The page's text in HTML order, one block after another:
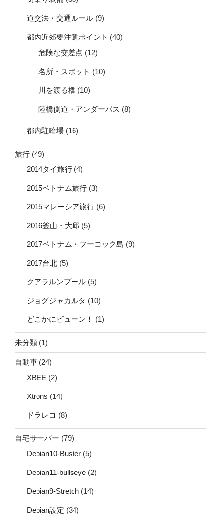
道交法・交通ルール (9)
都内近郊要注意ポイント (40)
危険な交差点 (12)
名所・スポット (10)
川を渡る橋 (10)
陸橋側道・アンダーパス (8)
都内駐輪場 (16)
旅行 (49)
2014タイ旅行 (4)
2015ベトナム旅行 (3)
2015マレーシア旅行 (6)
2016釜山・大邱 (5)
2017ベトナム・フーコック島 (9)
2017台北 (5)
クアラルンプール (5)
ジョグジャカルタ (10)
どこかにビューン！ (1)
未分類 (1)
自動車 (24)
XBEE (2)
Xtrons (14)
ドラレコ (8)
自宅サーバー (79)
Debian10-Buster (5)
Debian11-bullseye (2)
Debian9-Stretch (14)
Debian設定 (34)